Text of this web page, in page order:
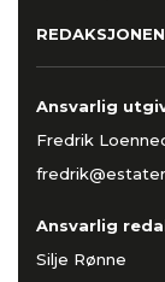
REDAKSJONEN
Ansvarlig
Fredrik
Ansvarlig
Silje Rønne